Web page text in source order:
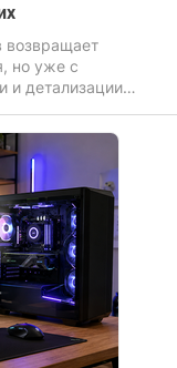
возвращает
но уже с
и детализации
мир. Игра
с поддержкой